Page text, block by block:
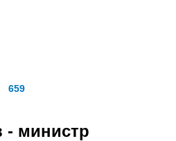
659
- министр